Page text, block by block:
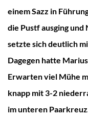
einem Sazz in
die Pustf ausging und
setzte sich deutlich
Dagegen hatte
Erwarten viel Mühe
knapp mit 3-2
im unteren